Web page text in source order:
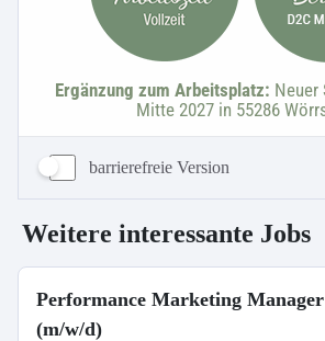
barrierefreie Version
Weitere interessante Jobs
Performance Marketing Manager
(m/w/d)